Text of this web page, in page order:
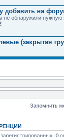
добавить на
не обнаружили нужную
(закрытая
Запомнить
0